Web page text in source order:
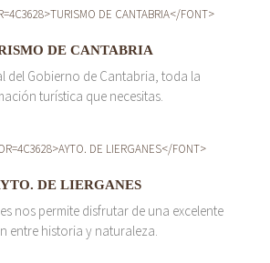
DE CANTABRIA
del Gobierno de Cantabria, toda la
turística que necesitas.
DE LIERGANES
nos permite disfrutar de una excelente
entre historia y naturaleza.